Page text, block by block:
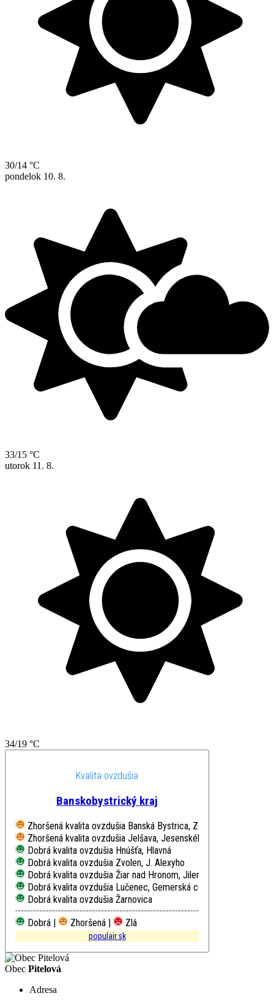
30/14 °C
pondelok 10. 8.
33/15 °C
utorok 11. 8.
34/19 °C
Kvalita ovzdušia
Banskobystrický kraj
Zhoršená kvalita ovzdušia Banská Bystrica, Zelená
Zhoršená kvalita ovzdušia Jelšava, Jesenského
Dobrá kvalita ovzdušia Hnúšťa, Hlavná
Dobrá kvalita ovzdušia Zvolen, J. Alexyho
Dobrá kvalita ovzdušia Žiar nad Hronom, Jilemnického
Dobrá kvalita ovzdušia Lučenec, Gemerská cesta
Dobrá kvalita ovzdušia Žarnovica
Dobrá |
Zhoršená | Zlá
populair.sk
Obec Pitelová
Adresa